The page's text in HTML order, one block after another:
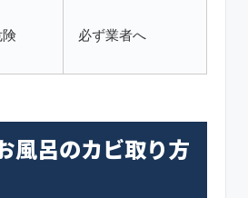
必ず業者へ
風呂のカビ取り方